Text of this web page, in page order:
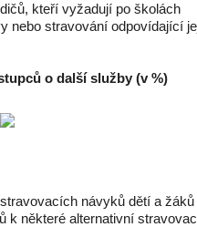
kteří vyžadují po školách
nebo stravování odpovídající
o další služby (v %)
návyků dětí a žáků
k některé alternativní